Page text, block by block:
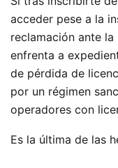
acceder pese a la
reclamación ante
enfrenta a
de pérdida de
por un régimen
operadores con
Es la última de las